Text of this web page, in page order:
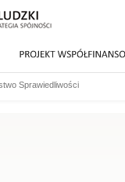
Sprawiedliwości